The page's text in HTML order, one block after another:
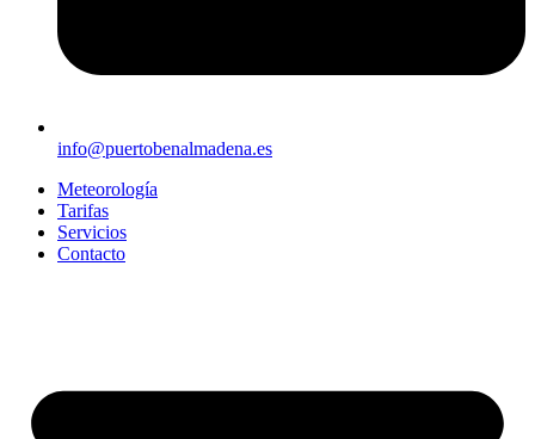
info@puertobenalmadena.es
Meteorología
Tarifas
Servicios
Contacto